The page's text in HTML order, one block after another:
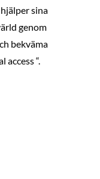
sina
genom
bekväma
access “.